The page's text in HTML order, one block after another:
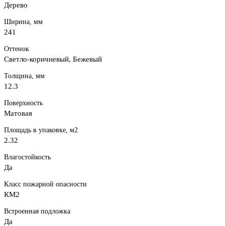
Дерево
Ширина, мм
241
Оттенок
Светло-коричневый, Бежевый
Толщина, мм
12.3
Поверхность
Матовая
Площадь в упаковке, м2
2.32
Влагостойкость
Да
Класс пожарной опасности
КМ2
Встроенная подложка
Да